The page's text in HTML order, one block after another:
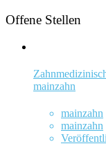
Offene Stellen
mainzahn
mainzahn
mainzahn